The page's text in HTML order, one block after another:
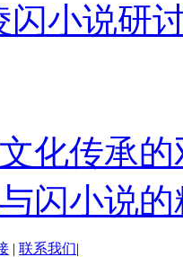
闪小说研
化传承
闪小说
| 联系我们|